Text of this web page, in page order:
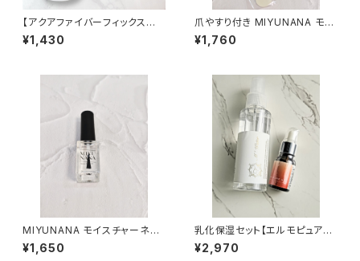
【アクアファイバーフィックスに
最適】ピールオフリムーバー&ス
ティックセット
¥1,430
爪やすり付き MIYUNANA モイ
スチャーネイルオイル １０ｍｌ
(無香料)
¥1,760
MIYUNANA モイスチャーネイ
ルオイル １０ｍｌ(無香料)
¥1,650
乳化保湿セット【エルモピュアオ
イル（ボトルタイプ/10ml）と M
＋ウォーター(ミネラルケイ素水)
¥2,970